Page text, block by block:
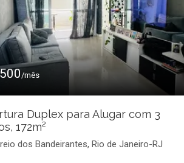
/mês
Duplex para Alugar com 3
172m²
dos Bandeirantes, Rio de Janeiro-RJ